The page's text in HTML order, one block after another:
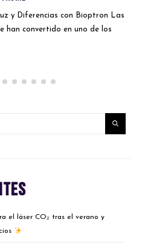
y Diferencias con Bioptron Las
han convertido en uno de los
el láser CO₂ tras el verano y